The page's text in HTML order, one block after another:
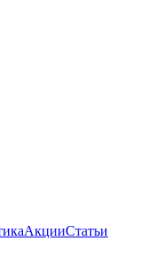
АкцииСтатьи